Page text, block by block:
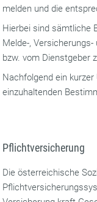
melden und die
Hierbei sind sämtliche
Melde-,
bzw. vom Dienstgeber
Nachfolgend ein
einzuhaltenden
Pflichtversicherung
Die österreichische